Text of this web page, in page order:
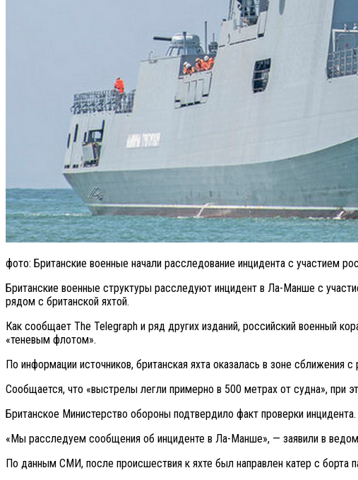
фото: Британские военные начали расследование инцидента с участием
Британские военные структуры расследуют инцидент в Ла-Манше с
рядом с британской яхтой.
Как сообщает The Telegraph и ряд других изданий, российский военный
«теневым флотом».
По информации источников, британская яхта оказалась в зоне сближения
Сообщается, что «выстрелы легли примерно в 500 метрах от судна», при
Британское Министерство обороны подтвердило факт проверки инцидента.
«Мы расследуем сообщения об инциденте в Ла-Манше», — заявили в
По данным СМИ, после происшествия к яхте был направлен катер с борта